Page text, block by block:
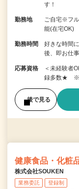
す！
勤務地
ご自宅※フ
能(在宅OK)
勤務時間
好きな時間
後、即お仕
応募資格
＜未経験者
録多数★ ※
後で見る
健康食品・化粧
株式会社SOUKEN
業務委託 登録制